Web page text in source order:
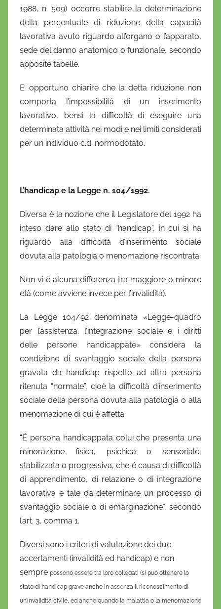
1988, n. 509) occorre stabilire la determinazione
della percentuale di riduzione della capacità
lavorativa avuto riguardo all’organo o l’apparato,
sede del danno anatomico o funzionale, secondo
apposite tabelle.
E’ opportuno chiarire che la detta riduzione non
comporta l’impossibilità di un inserimento
lavorativo, bensì la difficoltà di eseguire una
determinata attività nei modi e nei limiti considerati
per un individuo c.d. normodotato.
L’handicap e la Legge n. 104/1992.
Diversa è la nozione che il Legislatore del 1992 ha
inteso dare allo stato di “handicap”, in cui si ha
riguardo alla difficoltà d’inserimento sociale
dovuta alla patologia o menomazione riscontrata.
Non vi è alcuna differenza tra maggiore o minore
età (come avviene invece per l’invalidità).
La Legge 104/92 denominata «Legge-quadro
per l’assistenza, l’integrazione sociale e i diritti
delle persone handicappate» considera la
condizione di svantaggio sociale della persona
gravata da handicap rispetto ad altra persona
ritenuta “normale”, cioè la difficoltà d’inserimento
sociale della persona dovuta alla patologia o alla
menomazione di cui è affetta.
“É persona handicappata colui che presenta una
minorazione fisica, psichica o sensoriale,
stabilizzata o progressiva, che é causa di difficoltà
di apprendimento, di relazione o di integrazione
lavorativa e tale da determinare un processo di
svantaggio sociale o di emarginazione”, secondo
l’art. 3, comma 1.
Diversi sono i criteri di valutazione dei due
accertamenti (invalidità ed handicap) e non
sempre possono essere tra loro collegati (si può ottenere lo
stato di handicap grave anche in assenza il riconoscimento di
un’invalidità civile, ed anche quando la malattia o la menomazione